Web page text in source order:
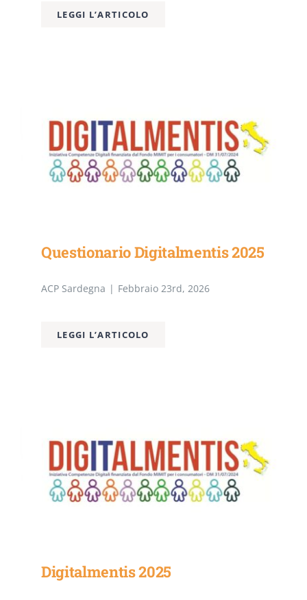
LEGGI L’ARTICOLO
Questionario Digitalmentis 2025
ACP Sardegna | Febbraio 23rd, 2026
LEGGI L’ARTICOLO
Digitalmentis 2025